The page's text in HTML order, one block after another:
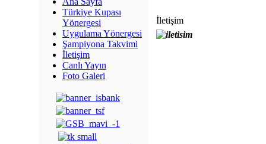
Türkiye Kupası
Yönergesi
Uygulama Yönergesi
Şampiyona Takvimi
İletişim
Canlı Yayın
Foto Galeri
İletişim